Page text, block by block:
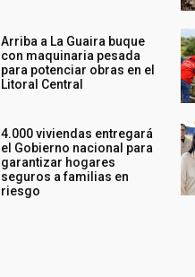
Arriba a La Guaira buque
con maquinaria pesada
para potenciar obras en el
Litoral Central
4.000 viviendas entregará
el Gobierno nacional para
garantizar hogares
seguros a familias en
riesgo